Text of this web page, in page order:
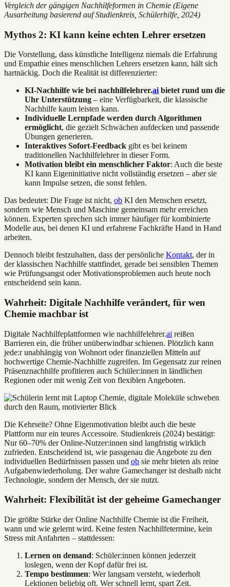
Vergleich der gängigen Nachhilfeformen in Chemie (Eigene
Ausarbeitung basierend auf Studienkreis, Schülerhilfe, 2024)
Mythos 2: KI kann keine echten Lehrer ersetzen
Die Vorstellung, dass künstliche Intelligenz niemals die Erfahrung
und Empathie eines menschlichen Lehrers ersetzen kann, hält sich
hartnäckig. Doch die Realität ist differenzierter:
KI-Nachhilfe wie bei nachhilfelehrer.ai bietet rund um die
Uhr Unterstützung – eine Verfügbarkeit, die klassische
Nachhilfe kaum leisten kann.
Individuelle Lernpfade werden durch Algorithmen
ermöglicht, die gezielt Schwächen aufdecken und passende
Übungen generieren.
Interaktives Sofort-Feedback gibt es bei keinem
traditionellen Nachhilfelehrer in dieser Form.
Motivation bleibt ein menschlicher Faktor: Auch die beste
KI kann Eigeninitiative nicht vollständig ersetzen – aber sie
kann Impulse setzen, die sonst fehlen.
Das bedeutet: Die Frage ist nicht, ob KI den Menschen ersetzt,
sondern wie Mensch und Maschine gemeinsam mehr erreichen
können. Experten sprechen sich immer häufiger für kombinierte
Modelle aus, bei denen KI und erfahrene Fachkräfte Hand in Hand
arbeiten.
Dennoch bleibt festzuhalten, dass der persönliche Kontakt, der in
der klassischen Nachhilfe stattfindet, gerade bei sensiblen Themen
wie Prüfungsangst oder Motivationsproblemen auch heute noch
entscheidend sein kann.
Wahrheit: Digitale Nachhilfe verändert, für wen
Chemie machbar ist
Digitale Nachhilfeplattformen wie nachhilfelehrer.ai reißen
Barrieren ein, die früher unüberwindbar schienen. Plötzlich kann
jede:r unabhängig von Wohnort oder finanziellen Mitteln auf
hochwertige Chemie-Nachhilfe zugreifen. Im Gegensatz zur reinen
Präsenznachhilfe profitieren auch Schüler:innen in ländlichen
Regionen oder mit wenig Zeit von flexiblen Angeboten.
Die Kehrseite? Ohne Eigenmotivation bleibt auch die beste
Plattform nur ein teures Accessoire. Studienkreis (2024) bestätigt:
Nur 60–70% der Online-Nutzer:innen sind langfristig wirklich
zufrieden. Entscheidend ist, wie passgenau die Angebote zu den
individuellen Bedürfnissen passen und ob sie mehr bieten als reine
Aufgabenwiederholung. Der wahre Gamechanger ist deshalb nicht
Technologie, sondern der Mensch, der sie nutzt.
Wahrheit: Flexibilität ist der geheime Gamechanger
Die größte Stärke der Online Nachhilfe Chemie ist die Freiheit,
wann und wie gelernt wird. Keine festen Nachhilfetermine, kein
Stress mit Anfahrten – stattdessen:
Lernen on demand: Schüler:innen können jederzeit
loslegen, wenn der Kopf dafür frei ist.
Tempo bestimmen: Wer langsam versteht, wiederholt
Lektionen beliebig oft. Wer schnell lernt, spart Zeit.